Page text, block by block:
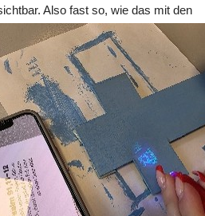
Also fast so, wie das mit den